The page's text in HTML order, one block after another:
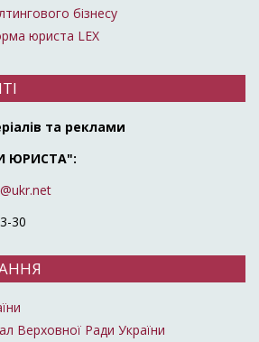
бізнесу
юриста LEX
та реклами
ЮРИСТА":
30
Верховної Ради України